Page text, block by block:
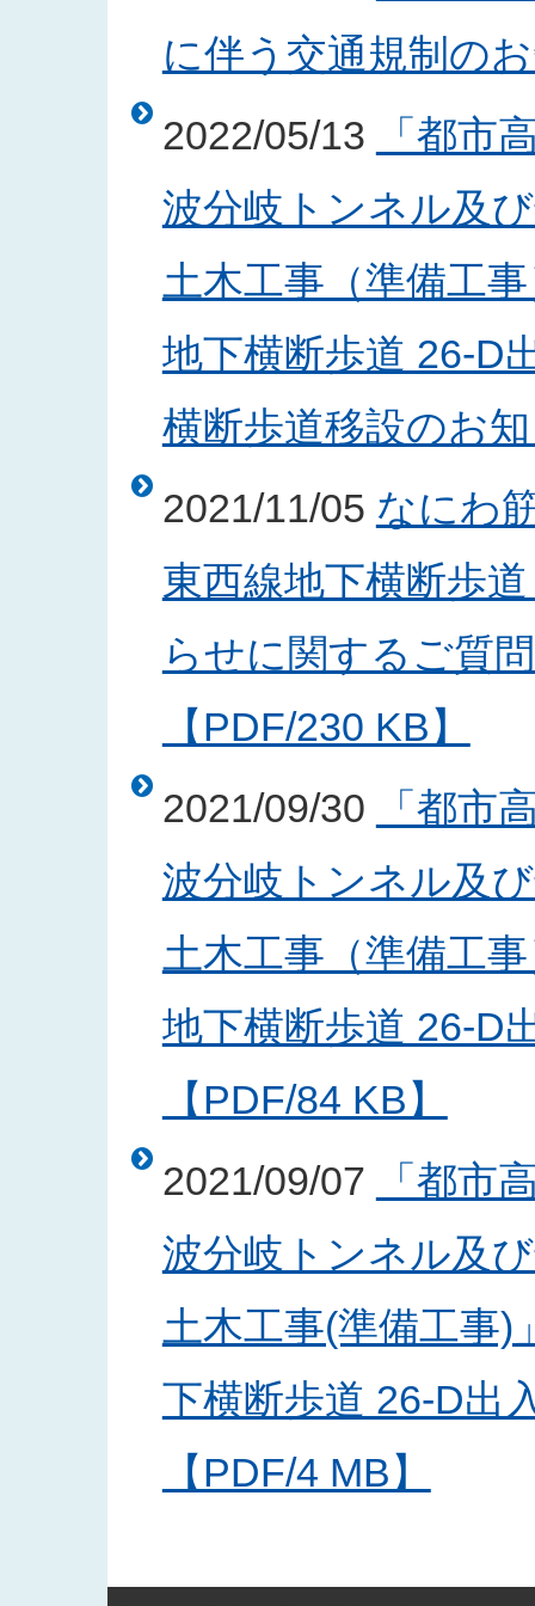
に伴う交通規制の
2022/05/13
「都市
波分岐トンネル及
土木工事（準備工
地下横断歩道 26-D
横断歩道移設のお
2021/11/05 なにわ
東西線地下横断歩
らせに関するご質
【PDF/230 KB】
2021/09/30
「都市
波分岐トンネル及
土木工事（準備工
地下横断歩道 26-D
【PDF/84 KB】
2021/09/07
「都市
波分岐トンネル及
土木工事(準備工事)
下横断歩道 26-D出
【PDF/4 MB】